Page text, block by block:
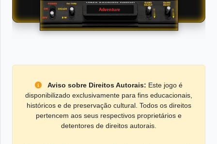
Adventure
Aviso sobre Direitos Autorais: Este jogo é
disponibilizado exclusivamente para fins educacionais,
históricos e de preservação cultural. Todos os direitos
pertencem aos seus respectivos proprietários e
detentores de direitos autorais.